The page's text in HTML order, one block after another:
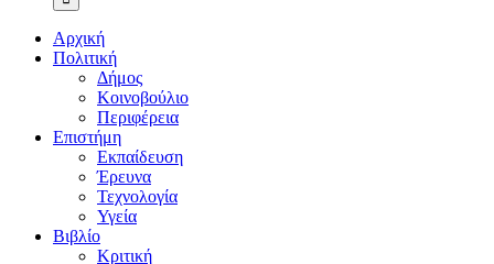
Αρχική
Πολιτική
Δήμος
Κοινοβούλιο
Περιφέρεια
Επιστήμη
Εκπαίδευση
Έρευνα
Τεχνολογία
Υγεία
Βιβλίο
Κριτική